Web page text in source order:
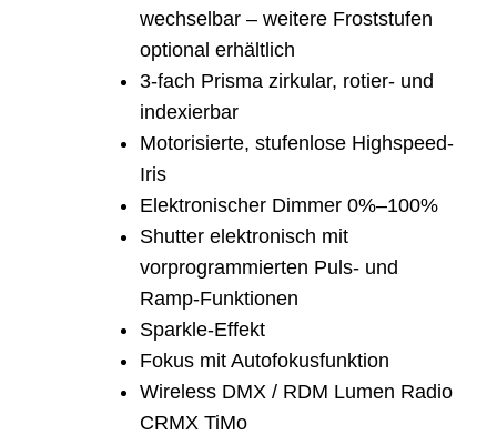
wechselbar – weitere Froststufen
optional erhältlich
3-fach Prisma zirkular, rotier- und
indexierbar
Motorisierte, stufenlose Highspeed-
Iris
Elektronischer Dimmer 0%–100%
Shutter elektronisch mit
vorprogrammierten Puls- und
Ramp-Funktionen
Sparkle-Effekt
Fokus mit Autofokusfunktion
Wireless DMX / RDM Lumen Radio
CRMX TiMo